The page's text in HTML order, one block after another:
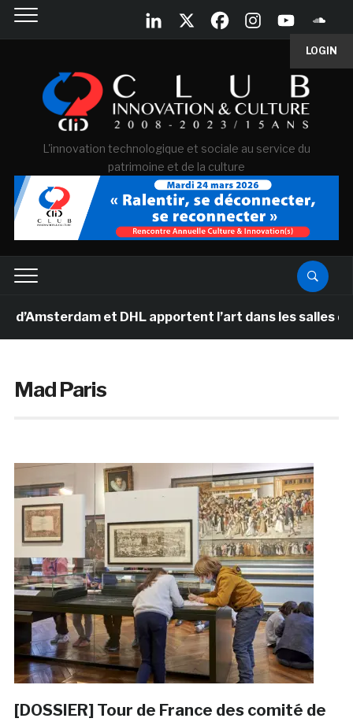
LOGIN
L'innovation technologique et sociale au service du
patrimoine et de la culture
et DHL apportent l’art dans les salles de
Mad Paris
[DOSSIER] Tour de France des comité de